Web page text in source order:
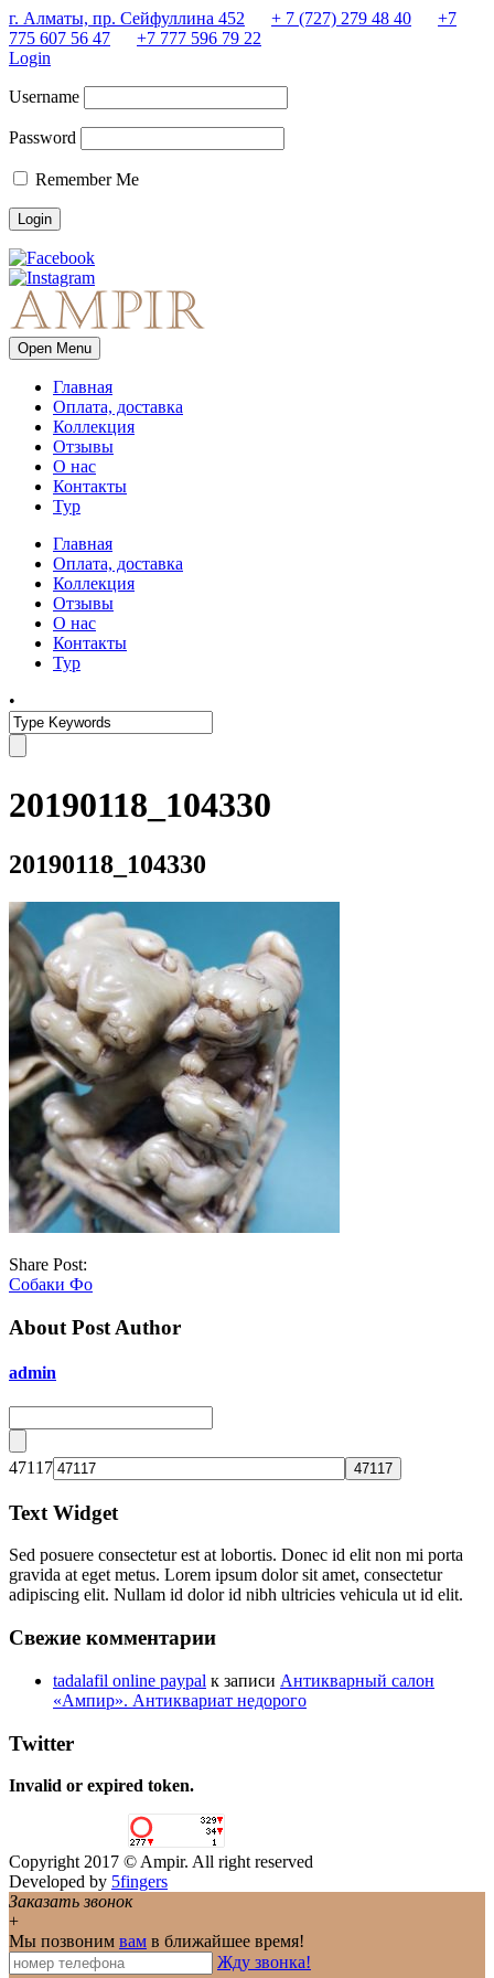
г. Алматы, пр. Сейфуллина 452 + 7 (727) 279 48 40
+7
775 607 56 47
+7 777 596 79 22
Login
Username
Password
Remember Me
Open Menu
Главная
Оплата, доставка
Коллекция
Отзывы
О нас
Контакты
Тур
Главная
Оплата, доставка
Коллекция
Отзывы
О нас
Контакты
Тур
•
20190118_104330
20190118_104330
Share Post:
Собаки Фо
About Post Author
admin
47117
Text Widget
Sed posuere consectetur est at lobortis. Donec id elit non mi porta
gravida at eget metus. Lorem ipsum dolor sit amet, consectetur
adipiscing elit. Nullam id dolor id nibh ultricies vehicula ut id elit.
Свежие комментарии
tadalafil online paypal к записи Антикварный салон
«Ампир». Антиквариат недорого
Twitter
Invalid or expired token.
Copyright 2017 © Ampir. All right reserved
Developed by 5fingers
Заказать звонок
+
Мы позвоним вам в ближайшее время!
Жду звонка!